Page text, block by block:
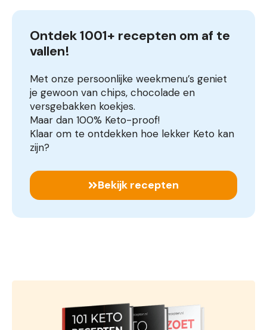
Ontdek 1001+ recepten om af te
vallen!
Met onze persoonlijke weekmenu’s geniet
je gewoon van chips, chocolade en
versgebakken koekjes.
Maar dan 100% Keto-proof!
Klaar om te ontdekken hoe lekker Keto kan
zijn?
Bekijk recepten